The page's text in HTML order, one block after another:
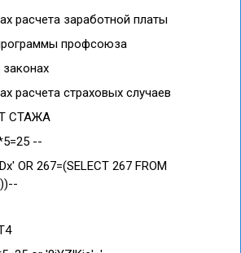
расчета заработной платы
профсоюза
расчета страховых случаев
СТАЖА
--
OR 267=(SELECT 267 FROM